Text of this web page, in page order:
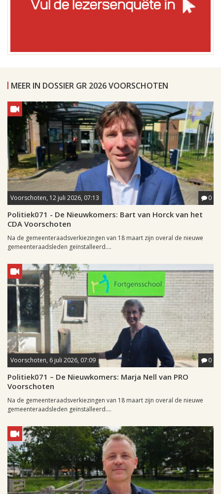
MEER IN DOSSIER GR 2026 VOORSCHOTEN
Voorschoten, 12 juli 2026, 07:13 0
Politiek071 - De Nieuwkomers: Bart van Horck van het
CDA Voorschoten
Na de gemeenteraadsverkiezingen van 18 maart zijn overal de nieuwe
gemeenteraadsleden geïnstalleerd....
Voorschoten, 6 juli 2026, 07:09 0
Politiek071 – De Nieuwkomers: Marja Nell van PRO
Voorschoten
Na de gemeenteraadsverkiezingen van 18 maart zijn overal de nieuwe
gemeenteraadsleden geïnstalleerd....